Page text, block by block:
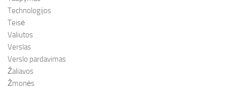
Technologijos
Teisė
Valiutos
Verslas
Verslo pardavimas
Žaliavos
Žmonės